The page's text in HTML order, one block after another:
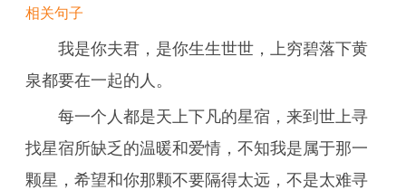
相关句子
我是你夫君，是你生生世世，上穷碧落下黄
泉都要在一起的人。
每一个人都是天上下凡的星宿，来到世上寻
找星宿所缺乏的温暖和爱情，不知我是属于那一
颗星，希望和你那颗不要隔得太远，不是太难寻